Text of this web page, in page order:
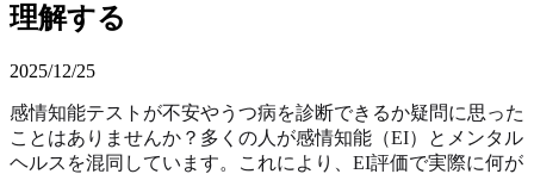
理解する
2025/12/25
感情知能テストが不安やうつ病を診断できるか疑問に思った
ことはありませんか？多くの人が感情知能（EI）とメンタル
ヘルスを混同しています。これにより、EI評価で実際に何が